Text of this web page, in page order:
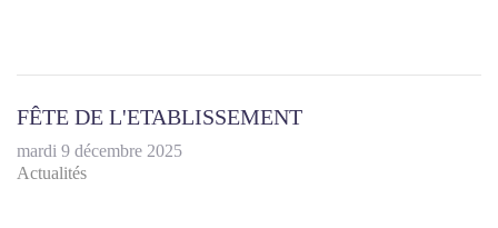
FÊTE DE L'ETABLISSEMENT
mardi 9 décembre 2025
Actualités